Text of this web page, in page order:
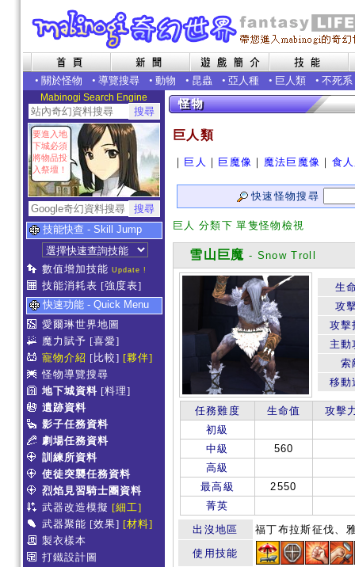
• 關於怪物 • 導覽搜尋 • 動物 • 昆蟲 • 亞人種 • 巨人類 • 不死系
Mabinogi Search Engine
要進入地
下城必須
將物品投
入祭壇！
技能快查 - Skill Jump
數值增加技能 Update !
技能消耗表 [強度表]
快速功能 - Quick Menu
愛爾琳世界地圖
魔力賦予 [喜愛]
寵物介紹 [比較] [夥伴]
怪物導覽搜尋
地下城資料 [料理]
遺跡資料
影子任務資料
劇場任務資料
訓練所資料
使徒突襲任務資料
烈焰見習騎士團資料
武器改造模擬 [細工]
武器聚能 [效果] [材料]
製衣樣本
打鐵設計圖
巨人類
｜ 巨人 ｜ 巨魔像 ｜ 魔法巨魔像 ｜ 食
快速怪物搜尋
巨人 分類下 單隻怪物檢視
雪山巨魔 - Snow Troll
生
攻
攻擊
主動
索
移動
任務難度 生命值
攻擊
初級
中級
560
高級
最高級
2550
菁英
出沒地區
福丁布拉斯征伐、
使用技能